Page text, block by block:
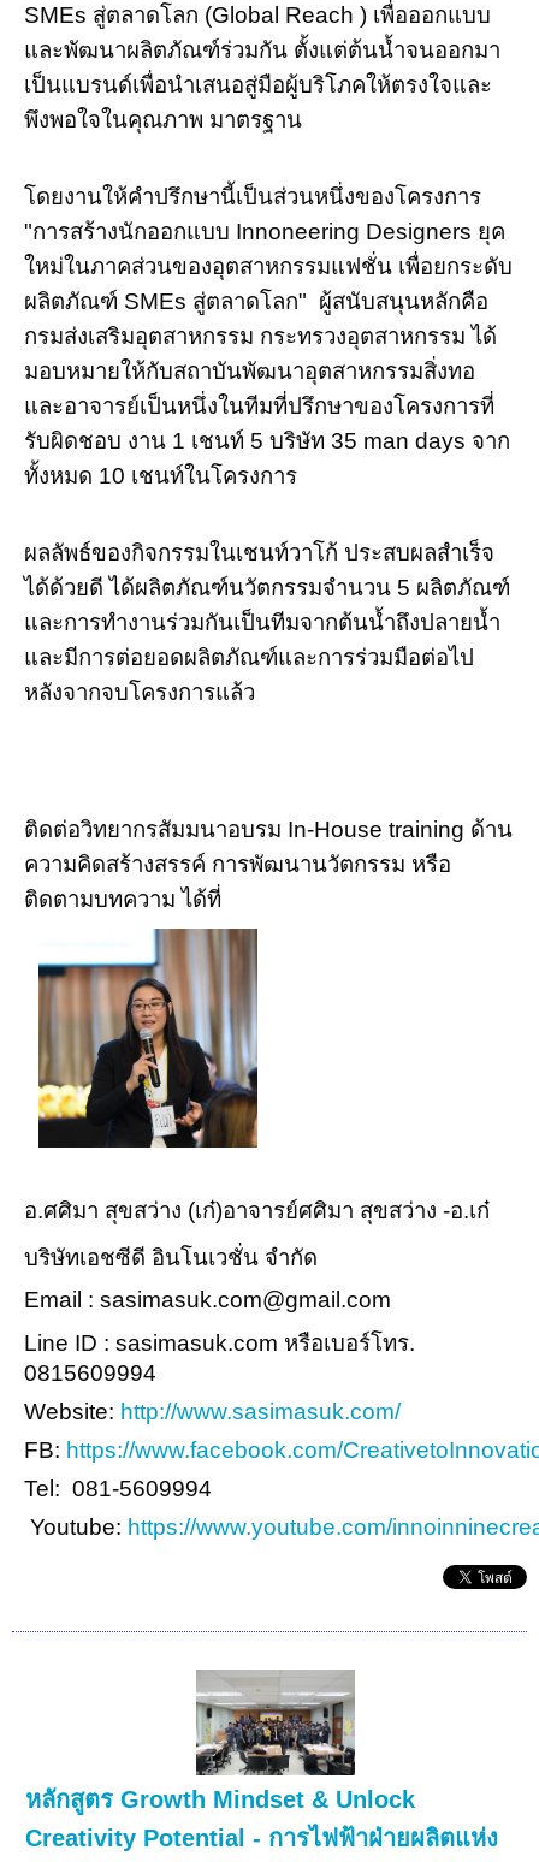
SMEs สู่ตลาดโลก (Global Reach ) เพื่อออกแบบ
และพัฒนาผลิตภัณฑ์ร่วมกัน ตั้งแต่ต้นน้ำจนออกมา
เป็นแบรนด์เพื่อนำเสนอสู่มือผู้บริโภคให้ตรงใจและ
พึงพอใจในคุณภาพ มาตรฐาน
โดยงานให้คำปรึกษานี้เป็นส่วนหนึ่งของโครงการ
"การสร้างนักออกแบบ Innoneering Designers ยุค
ใหม่ในภาคส่วนของอุตสาหกรรมแฟชั่น เพื่อยกระดับ
ผลิตภัณฑ์ SMEs สู่ตลาดโลก" ผู้สนับสนุนหลักคือ
กรมส่งเสริมอุตสาหกรรม กระทรวงอุตสาหกรรม ได้
มอบหมายให้กับสถาบันพัฒนาอุตสาหกรรมสิ่งทอ
และอาจารย์เป็นหนึ่งในทีมที่ปรึกษาของโครงการที่
รับผิดชอบ งาน 1 เชนท์ 5 บริษัท 35 man days จาก
ทั้งหมด 10 เชนท์ในโครงการ
ผลลัพธ์ของกิจกรรมในเชนท์วาโก้ ประสบผลสำเร็จ
ได้ด้วยดี ได้ผลิตภัณฑ์นวัตกรรมจำนวน 5 ผลิตภัณฑ์
และการทำงานร่วมกันเป็นทีมจากต้นน้ำถึงปลายน้ำ
และมีการต่อยอดผลิตภัณฑ์และการร่วมมือต่อไป
หลังจากจบโครงการแล้ว
ติดต่อวิทยากรสัมมนาอบรม In-House training ด้าน
ความคิดสร้างสรรค์ การพัฒนานวัตกรรม หรือ
ติดตามบทความ ได้ที่
อ.ศศิมา สุขสว่าง (เก๋)อาจารย์ศศิมา สุขสว่าง -อ.เก๋
บริษัทเอชซีดี อินโนเวชั่น จำกัด
Email : sasimasuk.com@gmail.com
Line ID : sasimasuk.com หรือเบอร์โทร.
0815609994
Website: http://www.sasimasuk.com/
FB: https://www.facebook.com/
Tel: 081-5609994
Youtube: https://www.youtube.com/
หลักสูตร Growth Mindset & Unlock
Creativity Potential - การไฟฟ้าฝ่ายผลิตแห่ง